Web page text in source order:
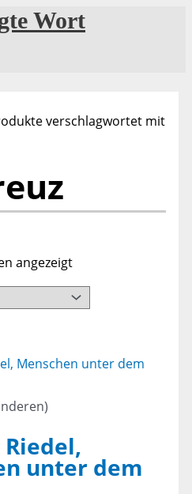
Wort
verschlagwortet mit
angezeigt
unter dem